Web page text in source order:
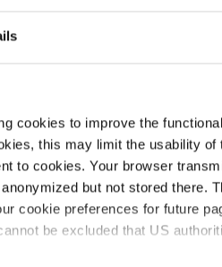
cookies to improve the
this may limit the usability of
to cookies. Your browser
but not stored there.
cookie preferences for future
be excluded that US